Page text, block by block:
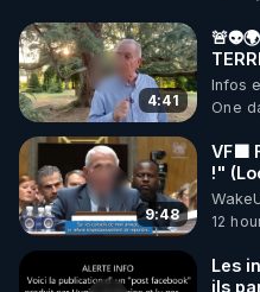
🌱 INSTAGRAM
https://
http://rgnr.li/instagram
🌱 LA NEWSLETTER
Pour ne pas rater
4:41
Infos
One
9:48
VF🟩
!"
12
Les
ils